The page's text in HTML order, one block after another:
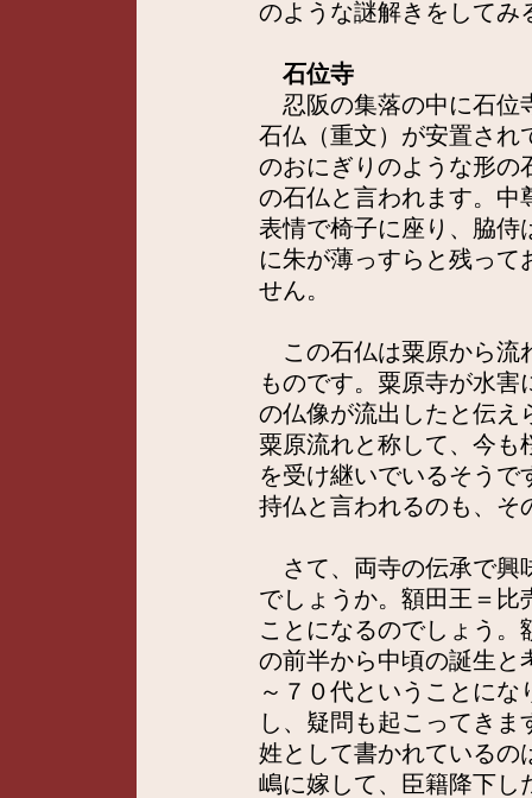
のような謎解きをしてみ
石位寺
忍阪の集落の中に石位
石仏（重文）が安置され
のおにぎりのような形の
の石仏と言われます。中
表情で椅子に座り、脇侍
に朱が薄っすらと残っ
せん。
この石仏は粟原から流
ものです。粟原寺が水
の仏像が流出したと伝え
粟原流れと称して、今も
を受け継いでいるそう
持仏と言われるのも、そ
さて、両寺の伝承で興
でしょうか。額田王＝比
ことになるのでしょう
の前半から中頃の誕生と
～７０代ということに
し、疑問も起こってき
姓として書かれているの
嶋に嫁して、臣籍降下し